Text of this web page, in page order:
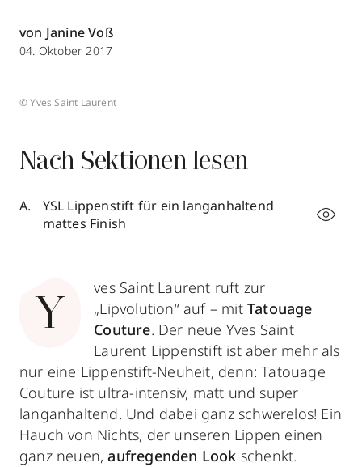
von Janine Voß
04. Oktober 2017
© Yves Saint Laurent
Nach Sektionen lesen
YSL Lippenstift für ein langanhaltend
mattes Finish
Y
ves Saint Laurent ruft zur
„Lipvolution“ auf – mitTatouage
Couture. Der neue Yves Saint
Laurent Lippenstift ist aber mehr als
nur eine Lippenstift-Neuheit, denn: Tatouage
Couture ist ultra-intensiv, matt und super
langanhaltend. Und dabei ganz schwerelos! Ein
Hauch von Nichts, der unseren Lippen einen
ganz neuen,aufregenden Look schenkt.